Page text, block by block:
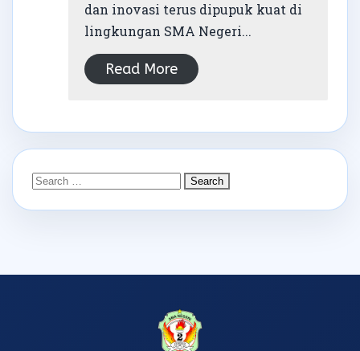
dan inovasi terus dipupuk kuat di
lingkungan SMA Negeri...
Read More